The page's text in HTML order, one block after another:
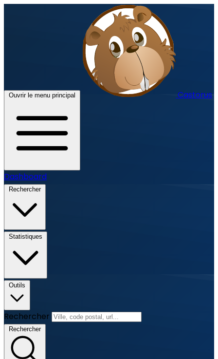
Ouvrir le menu principal Castorus
Dashboard
Rechercher
Statistiques
Outils
Rechercher
Rechercher